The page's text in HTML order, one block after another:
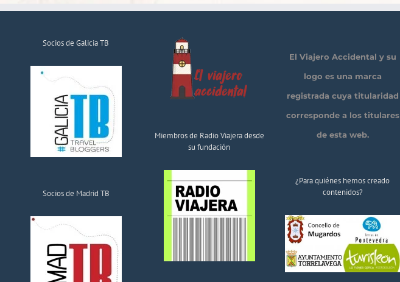
Socios de Galicia TB
Socios de Madrid TB
Miembros de Radio Viajera desde
su fundación
El Viajero Accidental y su
logo es una marca
registrada cuya titularidad
corresponde a los titulares
de esta web.
¿Para quiénes hemos creado
contenidos?